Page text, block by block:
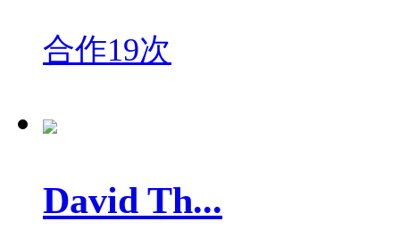
合作19次
David Th...